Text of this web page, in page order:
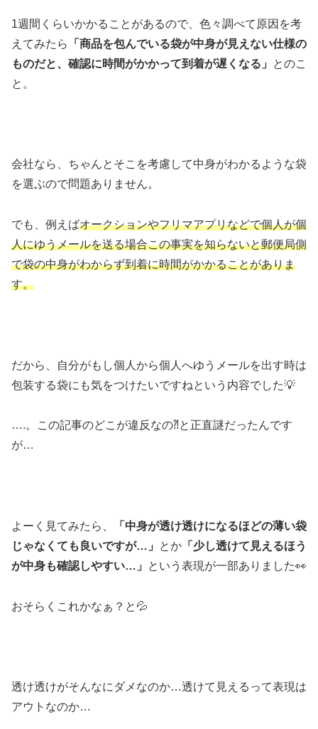
1週間くらいかかることがあるので、色々調べて原因を考
えてみたら
「商品を包んでいる袋が中身が見えない仕様の
ものだと、確認に時間がかかって到着が遅くなる」
とのこ
と。
会社なら、ちゃんとそこを考慮して中身がわかるような袋
を選ぶので問題ありません。
でも、例えばオークションやフリマアプリなどで個人が個
人にゆうメールを送る場合この事実を知らないと郵便局側
で袋の中身がわからず到着に時間がかかることがありま
す。
だから、自分がもし個人から個人へゆうメールを出す時は
包装する袋にも気をつけたいですねという内容でした💡
….。この記事のどこが違反なの⁈と正直謎だったんです
が…
よーく見てみたら、
「中身が透け透けになるほどの薄い袋
じゃなくても良いですが…」
とか 「少し透けて見えるほう
が中身も確認しやすい…」
という表現が一部ありました👀
おそらくこれかなぁ？と💦
透け透けがそんなにダメなのか…透けて見えるって表現は
アウトなのか…